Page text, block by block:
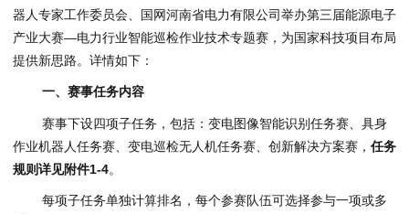
器人专家工作委员会、国网河南省电力有限公司举办第三届能源电子
产业大赛—电力行业智能巡检作业技术专题赛，为国家科技项目布局
提供新思路。详情如下：
一、 赛事任务内容
赛事下设四项子任务，包括：变电图像智能识别任务赛、具身
作业机器人任务赛、变电巡检无人机任务赛、创新解决方案赛， 任务
规则详见附件1-4。
每项子任务单独计算排名，每个参赛队伍可选择参与一项或多